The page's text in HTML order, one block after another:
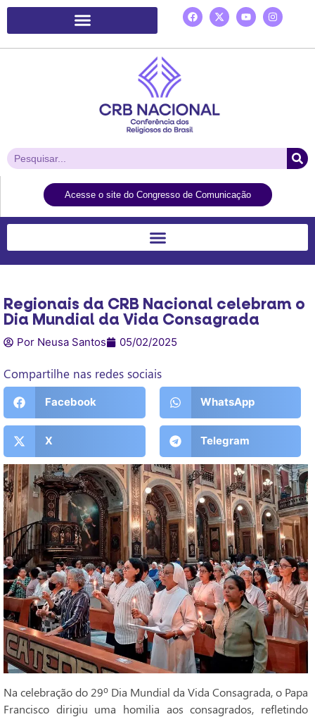
Acesse o site do Congresso de Comunicação
Regionais da CRB Nacional celebram o
Dia Mundial da Vida Consagrada
Por Neusa Santos 05/02/2025
Compartilhe nas redes sociais
Facebook WhatsApp
X Telegram
Na celebração do 29º Dia Mundial da Vida Consagrada, o Papa
Francisco dirigiu uma homilia aos consagrados, refletindo